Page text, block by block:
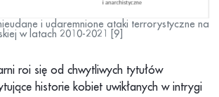
i udaremnione ataki terrorystyczne na
w latach 2010-2021 [9]
roi się od chwytliwych tytułów
historie kobiet uwikłanych w intrygi